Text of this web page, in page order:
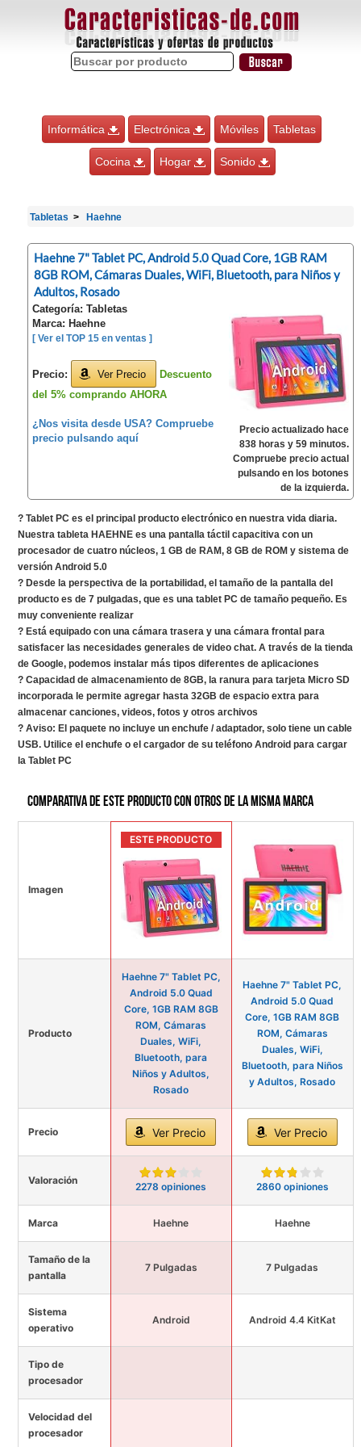
Informática Electrónica Móviles Tabletas
Cocina Hogar Sonido
Tabletas Haehne
Haehne 7" Tablet PC, Android 5.0 Quad Core, 1GB RAM
8GB ROM, Cámaras Duales, WiFi, Bluetooth, para Niños y
Adultos, Rosado
Categoría: Tabletas
Marca: Haehne
[ Ver el TOP 15 en ventas ]
Precio: Ver Precio
Descuento
del 5% comprando AHORA
¿Nos visita desde USA? Compruebe
precio pulsando aquí
Precio actualizado hace
838 horas y 59 minutos.
Compruebe precio actual
pulsando en los botones
de la izquierda.
? Tablet PC es el principal producto electrónico en nuestra vida diaria.
Nuestra tableta HAEHNE es una pantalla táctil capacitiva con un
procesador de cuatro núcleos, 1 GB de RAM, 8 GB de ROM y sistema de
versión Android 5.0
? Desde la perspectiva de la portabilidad, el tamaño de la pantalla del
producto es de 7 pulgadas, que es una tablet PC de tamaño pequeño. Es
muy conveniente realizar
? Está equipado con una cámara trasera y una cámara frontal para
satisfacer las necesidades generales de video chat. A través de la tienda
de Google, podemos instalar más tipos diferentes de aplicaciones
? Capacidad de almacenamiento de 8GB, la ranura para tarjeta Micro SD
incorporada le permite agregar hasta 32GB de espacio extra para
almacenar canciones, videos, fotos y otros archivos
? Aviso: El paquete no incluye un enchufe / adaptador, solo tiene un cable
USB. Utilice el enchufe o el cargador de su teléfono Android para cargar
la Tablet PC
Comparativa de este producto con otros de la misma marca
Imagen
ESTE PRODUCTO
Producto
Haehne 7" Tablet PC,
Android 5.0 Quad
Core, 1GB RAM 8GB
ROM, Cámaras
Duales, WiFi,
Bluetooth, para
Niños y Adultos,
Rosado
Haehne 7" Tablet PC,
Android 5.0 Quad
Core, 1GB RAM 8GB
ROM, Cámaras
Duales, WiFi,
Bluetooth, para Niños
y Adultos, Rosado
Precio Ver Precio Ver Precio
Valoración
2278 opiniones 2860 opiniones
Marca Haehne Haehne
Tamaño de la
pantalla
7 Pulgadas 7 Pulgadas
Sistema
operativo
Android Android 4.4 KitKat
Tipo de
procesador
Velocidad del
procesador